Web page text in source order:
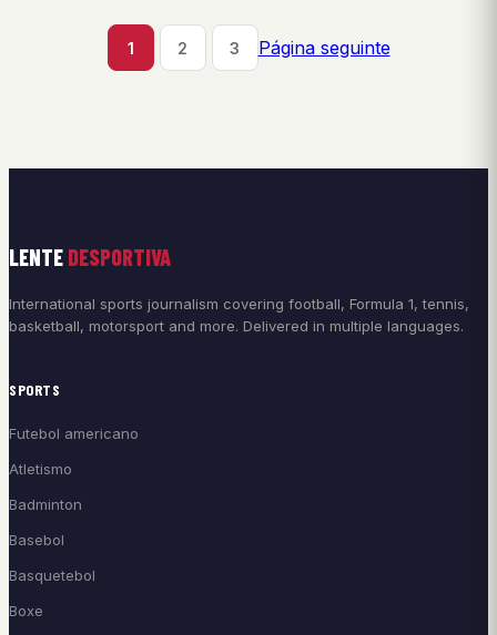
1 2 3 Página seguinte
LENTE DESPORTIVA
International sports journalism covering football, Formula 1, tennis,
basketball, motorsport and more. Delivered in multiple languages.
SPORTS
Futebol americano
Atletismo
Badminton
Basebol
Basquetebol
Boxe